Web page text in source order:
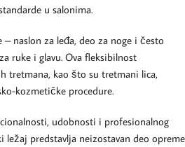
u salonima.
naslon za leđa, deo za noge i često
ruke i glavu. Ova fleksibilnost
tretmana, kao što su tretmani lica,
kozmetičke procedure.
udobnosti i profesionalnog
predstavlja neizostavan deo opreme